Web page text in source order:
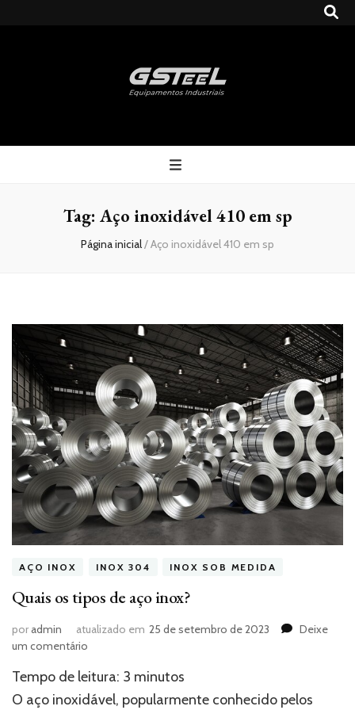
Gsteel
Tag: Aço inoxidável 410 em sp
Página inicial/Aço inoxidável 410 em sp
AÇO INOX INOX 304 INOX SOB MEDIDA
Quais os tipos de aço inox?
poradmin atualizado em 25 de setembro de 2023
Deixe
um comentário
os
tipos
Tempo de leitura: 3 minutos
O aço inoxidável, popularmente conhecido pelos